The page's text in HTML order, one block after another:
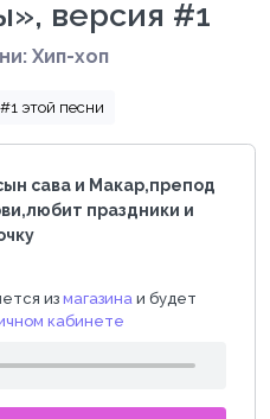
версия #1
Хип-хоп
этой песни
сава и Макар,препод
праздники и
из магазина и будет
кабинете